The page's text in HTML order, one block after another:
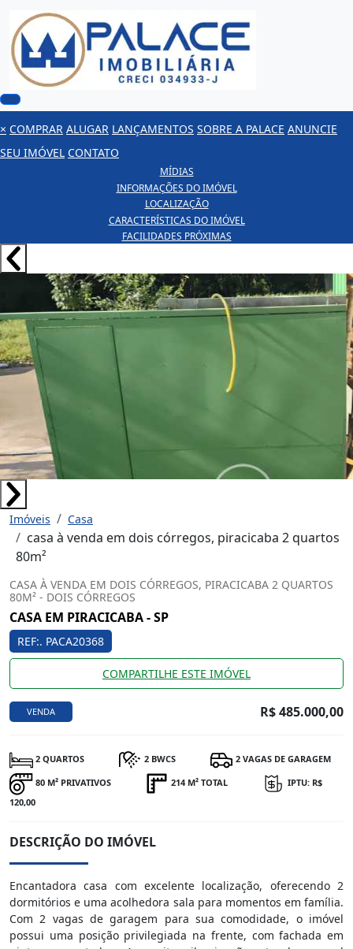
× COMPRAR ALUGAR LANÇAMENTOS SOBRE A PALACE ANUNCIE
SEU IMÓVEL CONTATO
MÍDIAS
INFORMAÇÕES DO IMÓVEL
LOCALIZAÇÃO
CARACTERÍSTICAS DO IMÓVEL
FACILIDADES PRÓXIMAS
Imóveis Casa
casa à venda em dois córregos, piracicaba 2 quartos
80m²
CASA À VENDA EM DOIS CÓRREGOS, PIRACICABA 2 QUARTOS
80M² - DOIS CÓRREGOS
CASA EM PIRACICABA - SP
REF:. PACA20368
COMPARTILHE ESTE IMÓVEL
VENDA R$ 485.000,00
2 QUARTOS 2 BWCS 2 VAGAS DE GARAGEM
80 M² PRIVATIVOS 214 M² TOTAL
IPTU: R$
120,00
DESCRIÇÃO DO IMÓVEL
Encantadora casa com excelente localização, oferecendo 2
dormitórios e uma acolhedora sala para momentos em família.
Com 2 vagas de garagem para sua comodidade, o imóvel
possui uma posição privilegiada na frente, com fachada em